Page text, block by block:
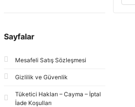
Sayfalar
Mesafeli Satış Sözleşmesi
Gizlilik ve Güvenlik
Tüketici Hakları – Cayma – İptal
İade Koşulları